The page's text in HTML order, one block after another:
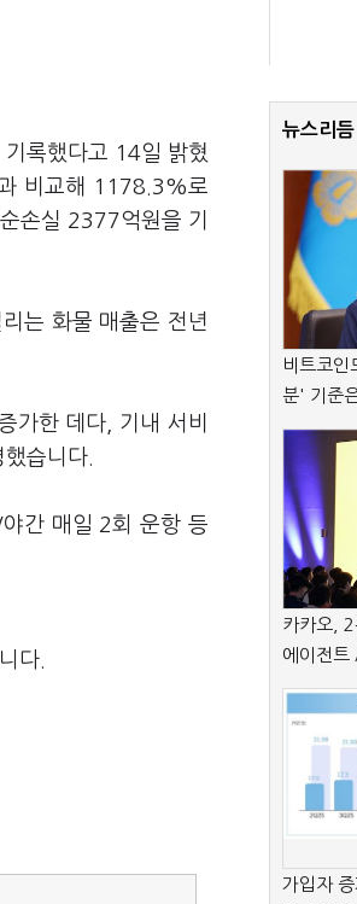
록했다고 14일 밝혔
비교해 1178.3%로
손실 2377억원을 기
는 화물 매출은 전년
가한 데다, 기내 서비
습니다.
간 매일 2회 운항 등
다.
뉴스리듬
비트코인
분' 기준
카카오,
에이전트
가입자